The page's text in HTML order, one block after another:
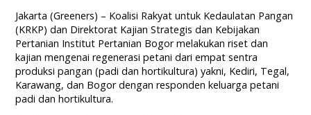
Jakarta (Greeners) – Koalisi Rakyat untuk Kedaulatan Pangan
(KRKP) dan Direktorat Kajian Strategis dan Kebijakan
Pertanian Institut Pertanian Bogor melakukan riset dan
kajian mengenai regenerasi petani dari empat sentra
produksi pangan (padi dan hortikultura) yakni, Kediri, Tegal,
Karawang, dan Bogor dengan responden keluarga petani
padi dan hortikultura.